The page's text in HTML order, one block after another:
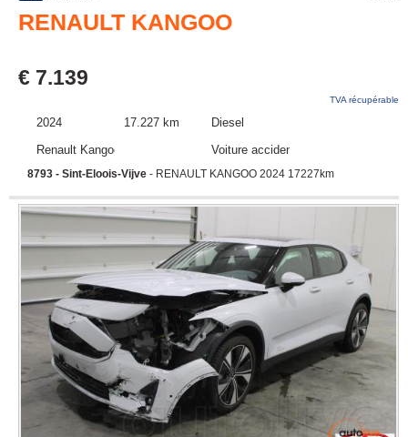
RENAULT KANGOO
€ 7.139
TVA récupérable
2024 17.227 km
Diesel
Renault Kangoo
Voiture accidentée
8793 - Sint-Eloois-Vijve - RENAULT KANGOO 2024 17227km